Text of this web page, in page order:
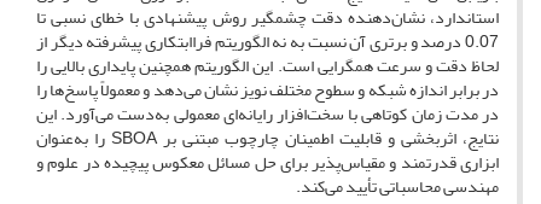
استاندارد، نشان‌دهنده دقت چشمگیر روش پیشنهادی با خطای نسبی تا
0.07 درصد و برتری آن نسبت به نه الگوریتم فراابتکاری پیشرفته دیگر از
لحاظ دقت و سرعت همگرایی است. این الگوریتم همچنین پایداری بالایی را
در برابر اندازه شبکه و سطوح مختلف نویز نشان می‌دهد و معمولاً پاسخ‌ها را
در مدت زمان کوتاهی با سخت‌افزار رایانه‌ای معمولی به‌دست می‌آورد. این
نتایج، اثربخشی و قابلیت اطمینان چارچوب مبتنی بر SBOA را به‌عنوان
ابزاری قدرتمند و مقیاس‌پذیر برای حل مسائل معکوس پیچیده در علوم و
مهندسی محاسباتی تأیید می‌کند.